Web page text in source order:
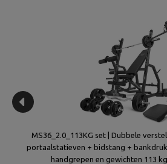
MS36_2.0_113KG set | Dubbele
portaalstatieven + bidstang +
handgrepen en gewichten 113